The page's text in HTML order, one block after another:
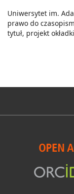
Uniwersytet im.
prawo do
tytuł, projekt